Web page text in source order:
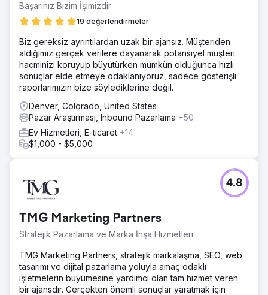
Başarınız Bizim İşimizdir
19 değerlendirmeler
Biz gereksiz ayrıntılardan uzak bir ajansız. Müşteriden
aldığımız gerçek verilere dayanarak potansiyel müşteri
hacminizi koruyup büyütürken mümkün olduğunca hızlı
sonuçlar elde etmeye odaklanıyoruz, sadece gösterişli
raporlarımızın bize söylediklerine değil.
Denver, Colorado, United States
Pazar Araştırması, Inbound Pazarlama +50
Ev Hizmetleri, E-ticaret +14
$1,000 - $5,000
TMG Marketing Partners
Stratejik Pazarlama ve Marka İnşa Hizmetleri
4.8
TMG Marketing Partners, stratejik markalaşma, SEO, web
tasarımı ve dijital pazarlama yoluyla amaç odaklı
işletmelerin büyümesine yardımcı olan tam hizmet veren
bir ajansdır. Gerçekten önemli sonuçlar yaratmak için